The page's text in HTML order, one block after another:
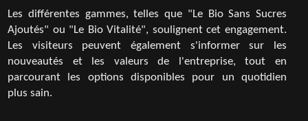
Les différentes gammes, telles que "Le Bio Sans Sucres
Ajoutés" ou "Le Bio Vitalité", soulignent cet engagement.
Les visiteurs peuvent également s'informer sur les
nouveautés et les valeurs de l'entreprise, tout en
parcourant les options disponibles pour un quotidien
plus sain.